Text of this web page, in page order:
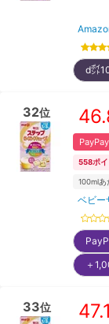
d㌽
32位
558ポイ
100mlあ
ベビー
＋
33位 47.1